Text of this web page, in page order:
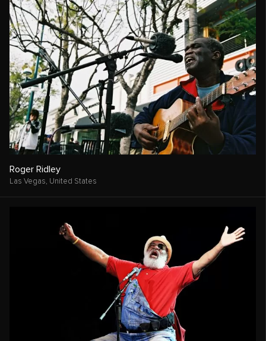
Roger Ridley
Las Vegas, United States